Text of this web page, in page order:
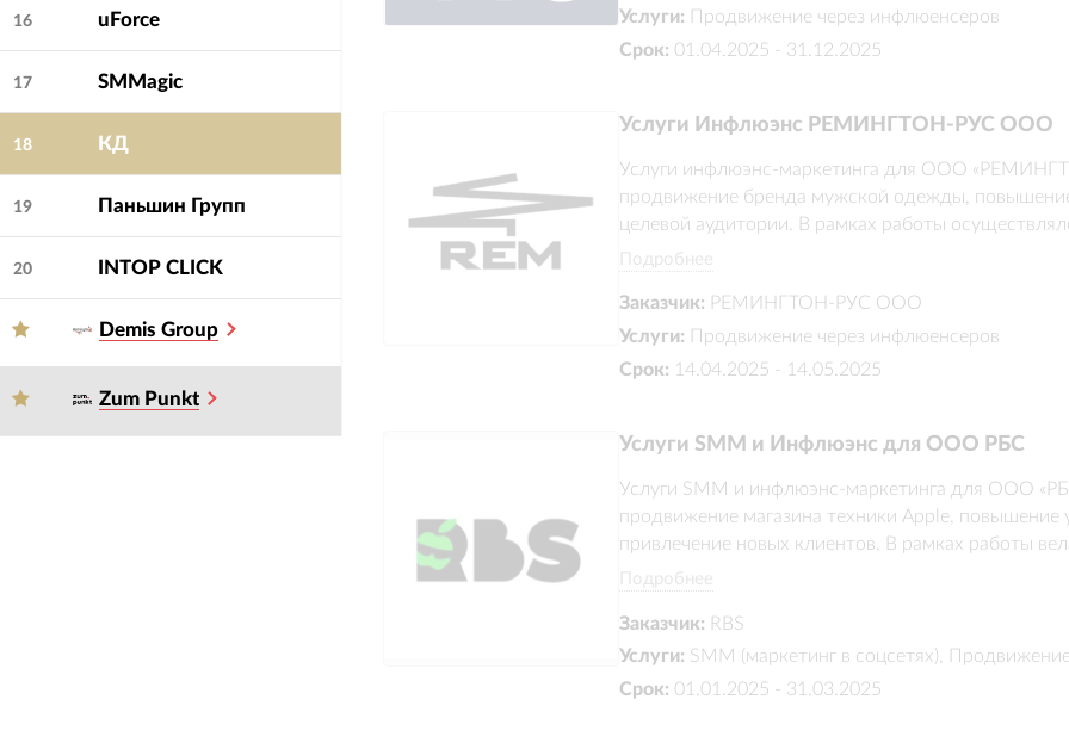
16 uForce
17 SMMagic
18 КД
19 Паньшин Групп
20 INTOP CLICK
Demis Group
Zum Punkt
Услуги:
Продвижение через инфлюенсеров
Срок: 01.04.2025 - 31.12.2025
Услуги Инфлюэнс РЕМИНГТОН-РУС ООО
Услуги инфлюэнс-маркетинга для ООО
продвижение бренда мужской одежды,
целевой аудитории. В рамках работы
продукции и увеличения охвата.
Подробнее
Заказчик:
РЕМИНГТОН-РУС ООО
Услуги:
Продвижение через инфлюенсеров
Срок: 14.04.2025 - 14.05.2025
Услуги SMM и Инфлюэнс для ООО РБС
Услуги SMM и инфлюэнс-маркетинга для ООО
продвижение магазина техники Apple, повышение
привлечение новых клиентов. В рамках работы
Подробнее
Заказчик: RBS
Услуги: SMM (маркетинг в соцсетях),
Срок: 01.01.2025 - 31.03.2025